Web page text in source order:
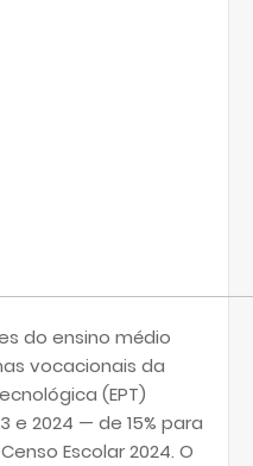
do ensino médio
vocacionais da
(EPT)
e 2024 — de 15% para
Escolar 2024. O